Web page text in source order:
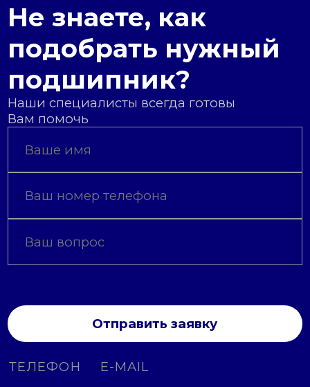
Не знаете, как
подобрать нужный
подшипник?
Наши специалисты всегда готовы
Вам помочь
Отправить заявку
ТЕЛЕФОН E-MAIL